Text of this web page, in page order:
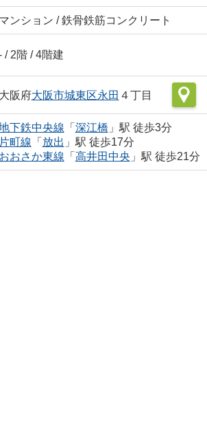
マンション / 鉄骨鉄筋コンクリート
/ 2階 / 4階建
大阪府大阪市城東区永田 ４丁目
下鉄中央線 「 深江橋 」駅 徒歩3分
片町線 「 放出 」駅 徒歩17分
おおさか東線 「 高井田中央 」駅 徒歩21分